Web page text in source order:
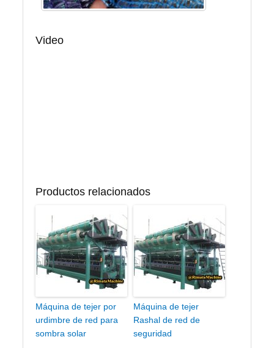
Video
Productos relacionados
Máquina de tejer por
urdimbre de red para
sombra solar
Máquina de tejer
Rashal de red de
seguridad